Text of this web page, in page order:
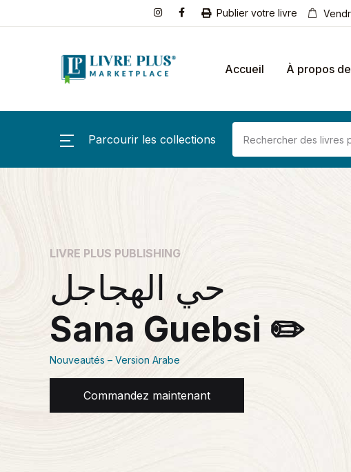
Publier votre livre
Accueil À propos
Parcourir les collections
LIVRE PLUS PUBLISHING
حي الهجاجل
Sana Guebsi ✏️
Nouveautés – Version Arabe
Commandez maintenant